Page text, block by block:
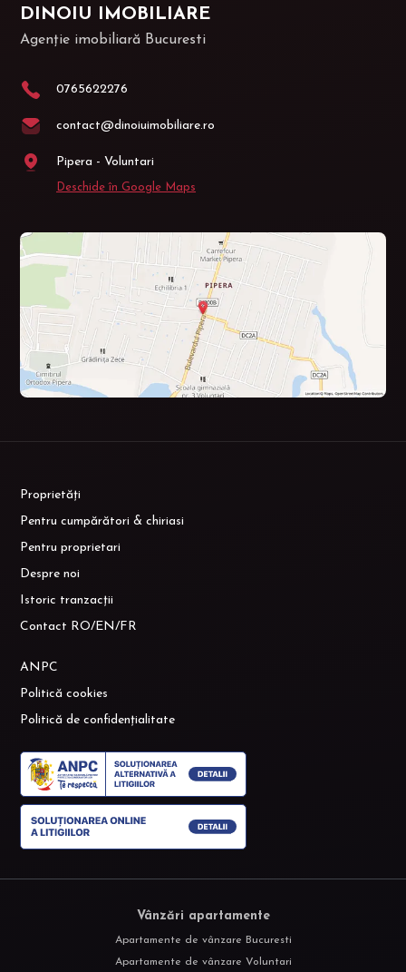
DINOIU IMOBILIARE
Agenție imobiliară Bucuresti
0765622276
contact@dinoiuimobiliare.ro
Pipera - Voluntari
Deschide în Google Maps
Proprietăți
Pentru cumpărători & chiriasi
Pentru proprietari
Despre noi
Istoric tranzacții
Contact RO/EN/FR
ANPC
Politică cookies
Politică de confidențialitate
Vânzări apartamente
Apartamente de vânzare Bucuresti
Apartamente de vânzare Voluntari